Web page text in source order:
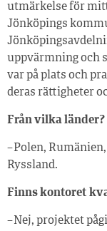
utmärkelse för
Jönköpings
uppvärmning och
var på plats och
deras rättigheter
Från vilka länder?
– Polen,
Ryssland.
Finns kontoret
– Nej, projektet